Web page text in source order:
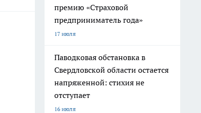
премию «Страховой
предприниматель года»
17 июля
Паводковая обстановка в
Свердловской области остается
напряженной: стихия не
отступает
16 июля